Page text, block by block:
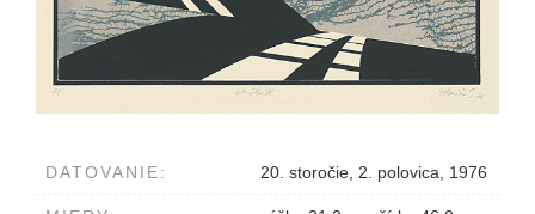
DATOVANIE: 20. storočie, 2. polovica, 1976